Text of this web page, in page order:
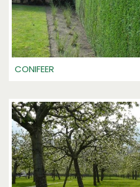
CONIFEER